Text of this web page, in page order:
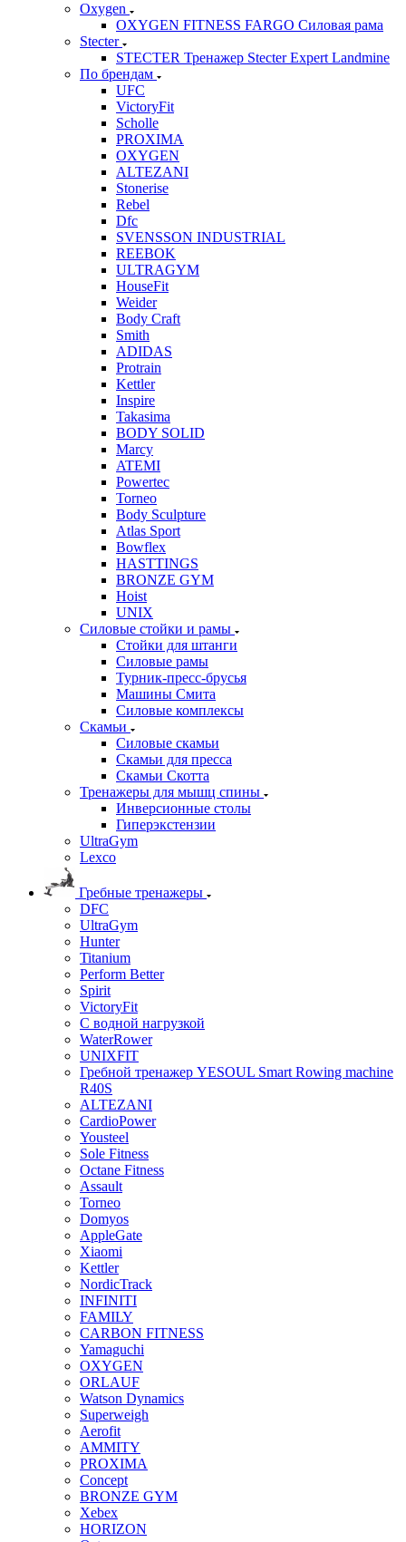
Oxygen
OXYGEN FITNESS FARGO Силовая рама
Stecter
STECTER Тренажер Stecter Expert Landmine
По брендам
UFC
VictoryFit
Scholle
PROXIMA
OXYGEN
ALTEZANI
Stonerise
Rebel
Dfc
SVENSSON INDUSTRIAL
REEBOK
ULTRAGYM
HouseFit
Weider
Body Craft
Smith
ADIDAS
Protrain
Kettler
Inspire
Takasima
BODY SOLID
Marcy
ATEMI
Powertec
Torneo
Body Sculpture
Atlas Sport
Bowflex
HASTTINGS
BRONZE GYM
Hoist
UNIX
Силовые стойки и рамы
Стойки для штанги
Силовые рамы
Турник-пресс-брусья
Машины Смита
Силовые комплексы
Скамьи
Силовые скамьи
Скамьи для пресса
Скамьи Скотта
Тренажеры для мышц спины
Инверсионные столы
Гиперэкстензии
UltraGym
Lexco
Гребные тренажеры
DFC
UltraGym
Hunter
Titanium
Perform Better
Spirit
VictoryFit
С водной нагрузкой
WaterRower
UNIXFIT
Гребной тренажер YESOUL Smart Rowing machine
R40S
ALTEZANI
CardioPower
Yousteel
Sole Fitness
Octane Fitness
Assault
Torneo
Domyos
AppleGate
Xiaomi
Kettler
NordicTrack
INFINITI
FAMILY
CARBON FITNESS
Yamaguchi
OXYGEN
ORLAUF
Watson Dynamics
Superweigh
Aerofit
AMMITY
PROXIMA
Concept
BRONZE GYM
Xebex
HORIZON